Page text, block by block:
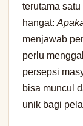
terutama
hangat:
menjawab
perlu
persepsi
bisa muncul
unik bagi